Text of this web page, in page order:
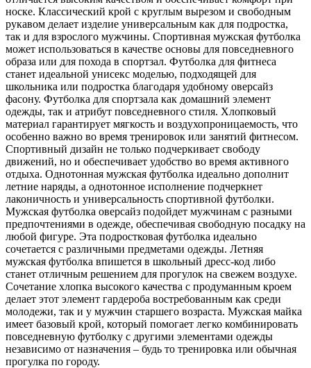
носке. Классический крой с круглым вырезом и свободным
рукавом делает изделие универсальным как для подростка,
так и для взрослого мужчины. Спортивная мужская футболка
может использоваться в качестве основы для повседневного
образа или для похода в спортзал. Футболка для фитнеса
станет идеальной унисекс моделью, подходящей для
школьника или подростка благодаря удобному оверсайз
фасону. Футболка для спортзала как домашний элемент
одежды, так и атрибут повседневного стиля. Хлопковый
материал гарантирует мягкость и воздухопроницаемость, что
особенно важно во время тренировок или занятий фитнесом.
Спортивный дизайн не только подчеркивает свободу
движений, но и обеспечивает удобство во время активного
отдыха. Однотонная мужская футболка идеально дополнит
летние наряды, а однотонное исполнение подчеркнет
лаконичность и универсальность спортивной футболки.
Мужская футболка оверсайз подойдет мужчинам с разными
предпочтениями в одежде, обеспечивая свободную посадку на
любой фигуре. Эта подростковая футболка идеально
сочетается с различными предметами одежды. Летняя
мужская футболка впишется в школьный дресс-код либо
станет отличным решением для прогулок на свежем воздухе.
Сочетание хлопка высокого качества с продуманным кроем
делает этот элемент гардероба востребованным как среди
молодежи, так и у мужчин старшего возраста. Мужская майка
имеет базовый крой, который помогает легко комбинировать
повседневную футболку с другими элементами одежды
независимо от назначения – будь то тренировка или обычная
прогулка по городу.